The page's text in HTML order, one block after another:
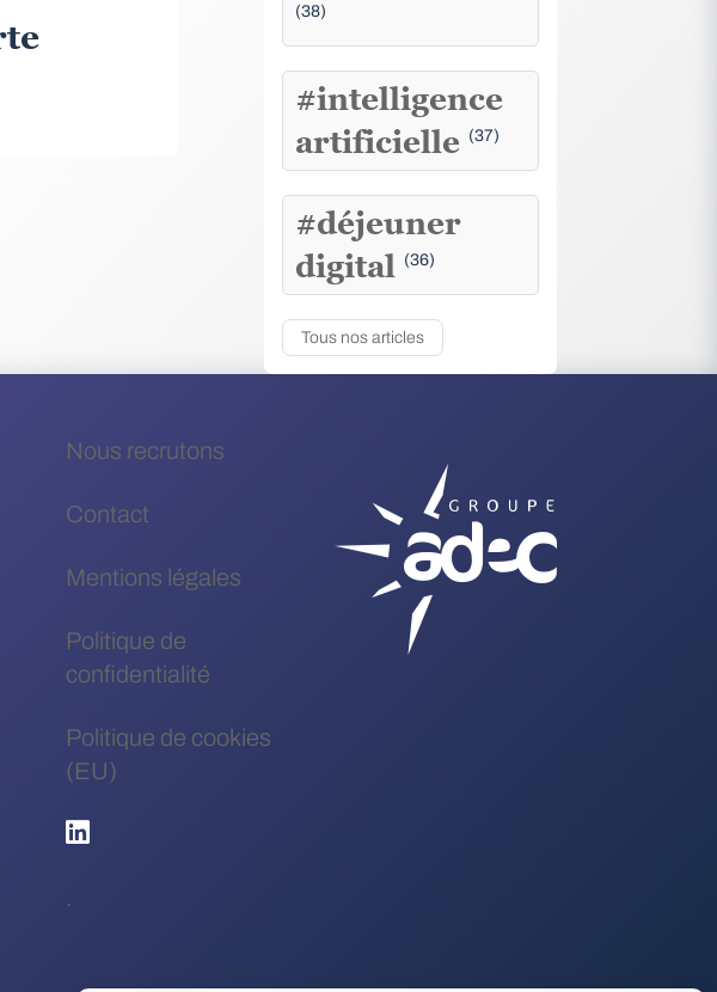
(38)
#intelligence
artificielle (37)
#déjeuner
digital (36)
Tous nos articles
Nous recrutons
Contact
Mentions légales
Politique de
confidentialité
Politique de cookies
(EU)
.